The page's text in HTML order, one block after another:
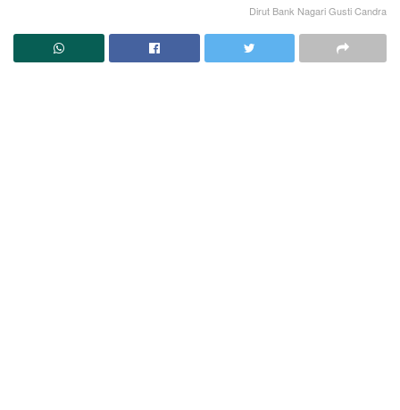
Dirut Bank Nagari Gusti Candra